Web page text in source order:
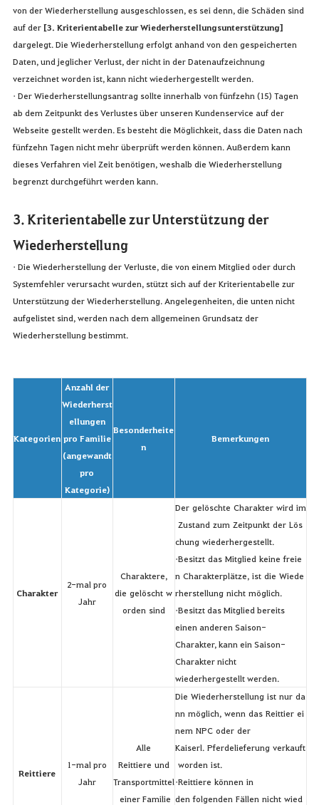
von der Wiederherstellung ausgeschlossen, es sei denn, die Schäden sind
auf der[3. Kriterientabelle zur Wiederherstellungsunterstützung]
dargelegt. Die Wiederherstellung erfolgt anhand von den gespeicherten
Daten, und jeglicher Verlust, der nicht in der Datenaufzeichnung
verzeichnet worden ist, kann nicht wiederhergestellt werden.
• Der Wiederherstellungsantrag sollte innerhalb von fünfzehn (15) Tagen
ab dem Zeitpunkt des Verlustes über unseren Kundenservice auf der
Webseite gestellt werden. Es besteht die Möglichkeit, dass die Daten nach
fünfzehn Tagen nicht mehr überprüft werden können. Außerdem kann
dieses Verfahren viel Zeit benötigen, weshalb die Wiederherstellung
begrenzt durchgeführt werden kann.
3. Kriterientabelle zur Unterstützung der
Wiederherstellung
• Die Wiederherstellung der Verluste, die von einem Mitglied oder durch
Systemfehler verursacht wurden, stützt sich auf der Kriterientabelle zur
Unterstützung der Wiederherstellung. Angelegenheiten, die unten nicht
aufgelistet sind, werden nach dem allgemeinen Grundsatz der
Wiederherstellung bestimmt.
Kategorien
Anzahl der
Wiederherst
ellungen
pro Familie
(angewandt
pro
Kategorie)
Besonderheite
n
Bemerkungen
Charakter
2-mal pro
Jahr
Charaktere,
die gelöscht w
orden sind
Der gelöschte Charakter wird im
Zustand zum Zeitpunkt der Lös
chung wiederhergestellt.
•Besitzt das Mitglied keine freie
n Charakterplätze, ist die Wiede
rherstellung nicht möglich.
•Besitzt das Mitglied bereits
einen anderen Saison-
Charakter, kann ein Saison-
Charakter nicht
wiederhergestellt werden.
Reittiere
1-mal pro
Jahr
Alle
Reittiere und
Transportmittel
einer Familie
Die Wiederherstellung ist nur da
nn möglich, wenn das Reittier ei
nem NPC oder der
Kaiserl. Pferdelieferung verkauft
worden ist.
•Reittiere können in
den folgenden Fällen nicht wied